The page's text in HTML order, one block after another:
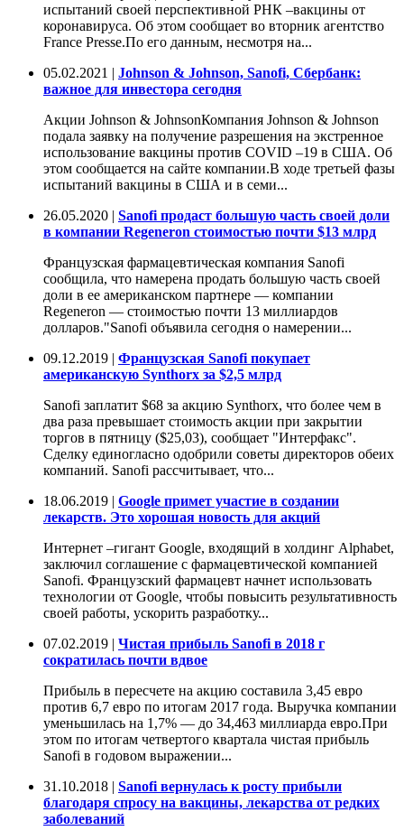
испытаний своей перспективной РНК –вакцины от
коронавируса. Об этом сообщает во вторник агентство
France Presse.По его данным, несмотря на...
05.02.2021 | Johnson & Johnson, Sanofi, Сбербанк:
важное для инвестора сегодня
Акции Johnson & JohnsonКомпания Johnson & Johnson
подала заявку на получение разрешения на экстренное
использование вакцины против COVID –19 в США. Об
этом сообщается на сайте компании.В ходе третьей фазы
испытаний вакцины в США и в семи...
26.05.2020 | Sanofi продаст большую часть своей доли
в компании Regeneron стоимостью почти $13 млрд
Французская фармацевтическая компания Sanofi
сообщила, что намерена продать большую часть своей
доли в ее американском партнере — компании
Regeneron — стоимостью почти 13 миллиардов
долларов."Sanofi объявила сегодня о намерении...
09.12.2019 | Французская Sanofi покупает
американскую Synthorx за $2,5 млрд
Sanofi заплатит $68 за акцию Synthorx, что более чем в
два раза превышает стоимость акции при закрытии
торгов в пятницу ($25,03), сообщает "Интерфакс".
Сделку единогласно одобрили советы директоров обеих
компаний. Sanofi рассчитывает, что...
18.06.2019 | Google примет участие в создании
лекарств. Это хорошая новость для акций
Интернет –гигант Google, входящий в холдинг Alphabet,
заключил соглашение с фармацевтической компанией
Sanofi. Французский фармацевт начнет использовать
технологии от Google, чтобы повысить результативность
своей работы, ускорить разработку...
07.02.2019 | Чистая прибыль Sanofi в 2018 г
сократилась почти вдвое
Прибыль в пересчете на акцию составила 3,45 евро
против 6,7 евро по итогам 2017 года. Выручка компании
уменьшилась на 1,7% — до 34,463 миллиарда евро.При
этом по итогам четвертого квартала чистая прибыль
Sanofi в годовом выражении...
31.10.2018 | Sanofi вернулась к росту прибыли
благодаря спросу на вакцины, лекарства от редких
заболеваний